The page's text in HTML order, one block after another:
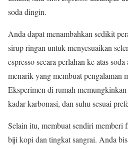
soda dingin.
Anda dapat menambahkan sedikit
sirup ringan untuk menyesuaikan
espresso secara perlahan ke atas
menarik yang membuat pengalaman
Eksperimen di rumah
kadar karbonasi, dan suhu sesuai
Selain itu, membuat sendiri memberi
biji kopi dan tingkat sangrai. Anda